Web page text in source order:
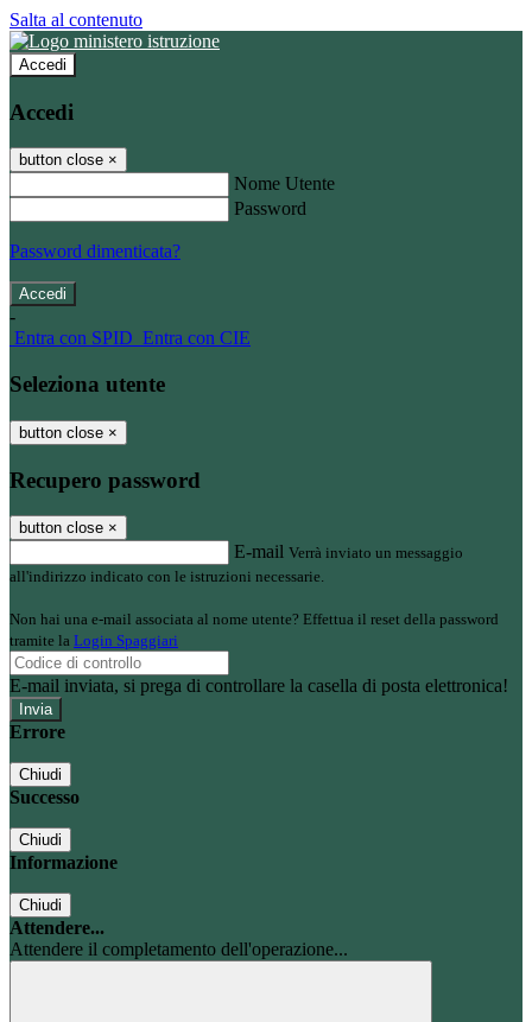
Salta al contenuto
Accedi
Accedi
button close ×
Nome Utente
Password
Password dimenticata?
-
Entra con SPID Entra con CIE
Seleziona utente
button close ×
Recupero password
button close ×
E-mail Verrà inviato un messaggio
all'indirizzo indicato con le istruzioni necessarie.
Non hai una e-mail associata al nome utente? Effettua il reset della password
tramite la Login Spaggiari
E-mail inviata, si prega di controllare la casella di posta elettronica!
Errore
Chiudi
Successo
Chiudi
Informazione
Chiudi
Attendere...
Attendere il completamento dell'operazione...